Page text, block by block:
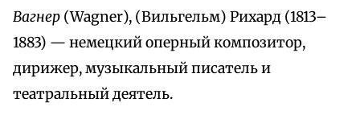
Вагнер (Wagner), (Вильгельм) Рихард (1813–
1883) — немецкий оперный композитор,
дирижер, музыкальный писатель и
театральный деятель.